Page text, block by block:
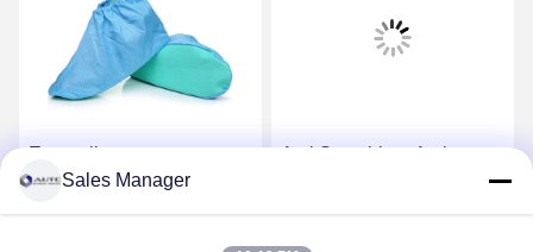
Eenmalig
schoenenbedekking
antistatisch niet-geweven
Anti Smashing, Anti
slijtvast
Sales Manager